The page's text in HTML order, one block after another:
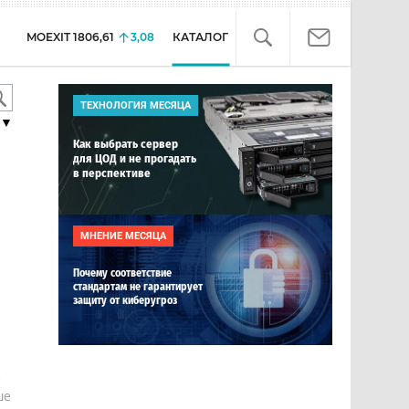
MOEXIT 1806,61 3,08 КАТАЛОГ
ТЕХНОЛОГИЯ МЕСЯЦА
Как выбрать сервер
для ЦОД и не прогадать
в перспективе
МНЕНИЕ МЕСЯЦА
Почему соответствие
стандартам не гарантирует
защиту от киберугроз